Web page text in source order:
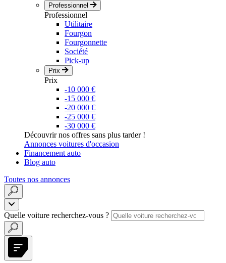
Professionnel
Professionnel
Utilitaire
Fourgon
Fourgonnette
Société
Pick-up
Prix
Prix
-10 000 €
-15 000 €
-20 000 €
-25 000 €
-30 000 €
Découvrir nos offres sans plus tarder !
Annonces voitures d'occasion
Financement auto
Blog auto
Toutes nos annonces
Quelle voiture recherchez-vous ?